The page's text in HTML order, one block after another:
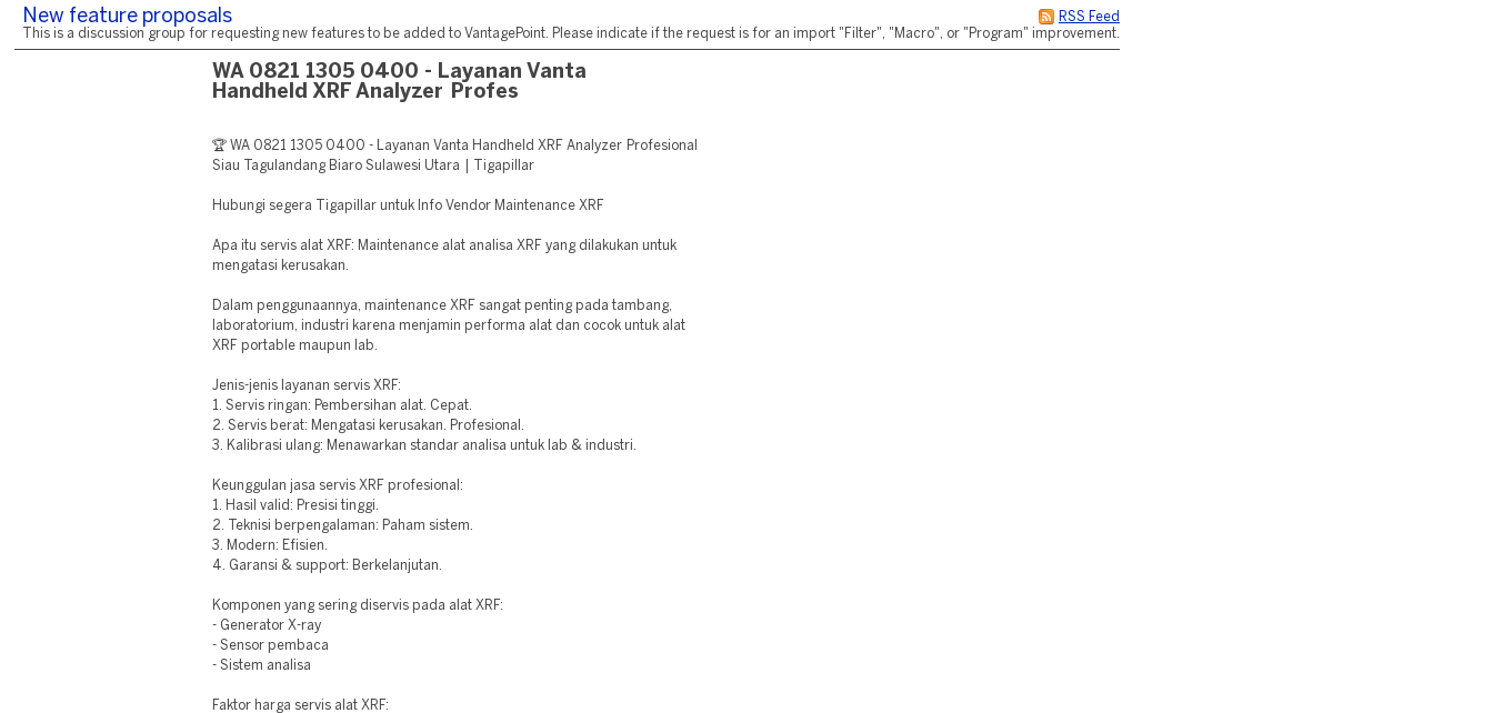
RSS Feed
New feature proposals
This is a discussion group for requesting new features to be added to VantagePoint. Please indicate if the request is for an import "Filter", "Macro", or "Program" improvement.
WA 0821 1305 0400 - Layanan Vanta
Handheld XRF Analyzer Profes
🏆 WA 0821 1305 0400 - Layanan Vanta Handheld XRF Analyzer Profesional
Siau Tagulandang Biaro Sulawesi Utara | Tigapillar
Hubungi segera Tigapillar untuk Info Vendor Maintenance XRF
Apa itu servis alat XRF: Maintenance alat analisa XRF yang dilakukan untuk
mengatasi kerusakan.
Dalam penggunaannya, maintenance XRF sangat penting pada tambang,
laboratorium, industri karena menjamin performa alat dan cocok untuk alat
XRF portable maupun lab.
Jenis-jenis layanan servis XRF:
1. Servis ringan: Pembersihan alat. Cepat.
2. Servis berat: Mengatasi kerusakan. Profesional.
3. Kalibrasi ulang: Menawarkan standar analisa untuk lab & industri.
Keunggulan jasa servis XRF profesional:
1. Hasil valid: Presisi tinggi.
2. Teknisi berpengalaman: Paham sistem.
3. Modern: Efisien.
4. Garansi & support: Berkelanjutan.
Komponen yang sering diservis pada alat XRF:
- Generator X-ray
- Sensor pembaca
- Sistem analisa
Faktor harga servis alat XRF: